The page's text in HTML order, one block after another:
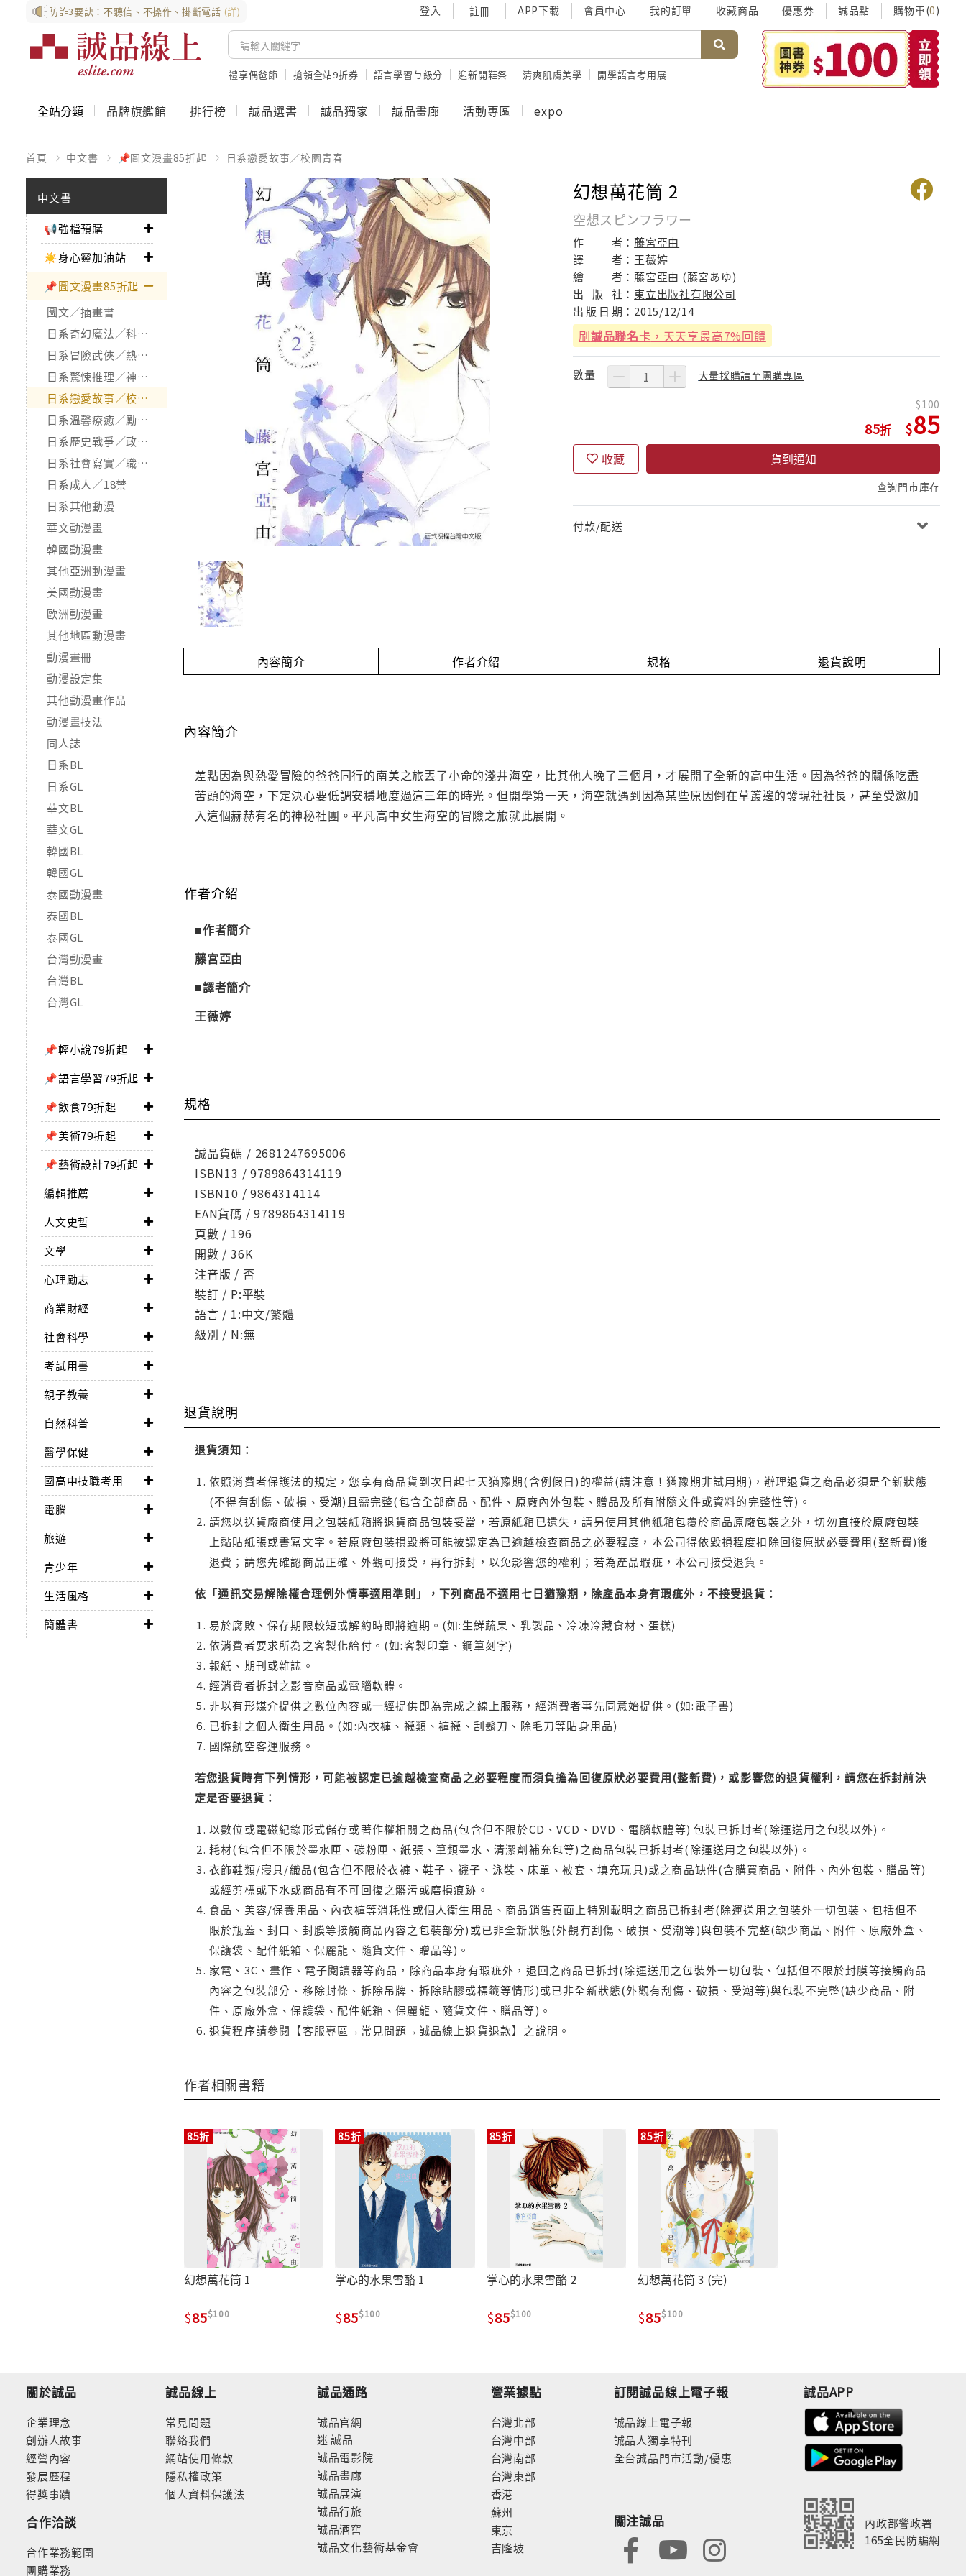
防詐3要訣：不聽信、不操作、掛斷電話 (詳) 登入 註冊 APP下載 會員中心 我的訂單 收藏商品 優惠券 誠品點 購物車(0)
禮享偶爸節 搶領全站9折券 語言學習ㄅ級分 迎新開鞋祭 清爽肌膚美學 開學語言考用展
全站分類 品牌旗艦館 排行榜 誠品選書 誠品獨家 誠品畫廊 活動專區 expo
首頁 中文書 📌圖文漫畫85折起 日系戀愛故事／校園青春
中文書
📢強檔預購
☀️身心靈加油站
📌圖文漫畫85折起
圖文／插畫書
日系奇幻魔法／科幻冒險
日系冒險武俠／熱血運動
日系驚悚推理／神怪靈異
日系戀愛故事／校園青春
日系溫馨療癒／勵志搞笑
日系歷史戰爭／政治宗教
日系社會寫實／職場職人
日系成人／18禁
日系其他動漫
華文動漫畫
韓國動漫畫
其他亞洲動漫畫
美國動漫畫
歐洲動漫畫
其他地區動漫畫
動漫畫冊
動漫設定集
其他動漫畫作品
動漫畫技法
同人誌
日系BL
日系GL
華文BL
華文GL
韓國BL
韓國GL
泰國動漫畫
泰國BL
泰國GL
台灣動漫畫
台灣BL
台灣GL
📌輕小說79折起
📌語言學習79折起
📌飲食79折起
📌美術79折起
📌藝術設計79折起
編輯推薦
人文史哲
文學
心理勵志
商業財經
社會科學
考試用書
親子教養
自然科普
醫學保健
國高中技職考用
電腦
旅遊
青少年
生活風格
簡體書
幻想萬花筒 2
空想スピンフラワー
作 者： 藤宮亞由
譯
者： 王薇婷
繪
者： 藤宮亞由 (藤宮あゆ)
出
版 社： 東立出版社有限公司
出 版 日 期： 2015/12/14
刷誠品聯名卡 ，天天享最高7%回饋
數量 大量採購請至團購專區
85
100
85
收藏 貨到通知
查詢門市庫存
付款/配送
內容簡介 作者介紹 規格 退貨說明
內容簡介
差點因為與熱愛冒險的爸爸同行的南美之旅丟了小命的淺井海空，比其他人晚了三個月，才展開了全新的高中生活。因為爸爸的關係吃盡
苦頭的海空，下定決心要低調安穩地度過這三年的時光。但開學第一天，海空就遇到因為某些原因倒在草叢邊的發現社社長，甚至受邀加
入這個赫赫有名的神秘社團。平凡高中女生海空的冒險之旅就此展開。
作者介紹
■作者簡介
藤宮亞由
■譯者簡介
王薇婷
規格
誠品貨碼 / 2681247695006
ISBN13 / 9789864314119
ISBN10 / 9864314114
EAN貨碼 / 9789864314119
頁數 / 196
開數 / 36K
注音版 / 否
裝訂 / P:平裝
語言 / 1:中文/繁體
級別 / N:無
退貨說明
退貨須知：
依照消費者保護法的規定，您享有商品貨到次日起七天猶豫期(含例假日)的權益(請注意！猶豫期非試用期)，辦理退貨之商品必須是全新狀態
(不得有刮傷、破損、受潮)且需完整(包含全部商品、配件、原廠內外包裝、贈品及所有附隨文件或資料的完整性等)。
請您以送貨廠商使用之包裝紙箱將退貨商品包裝妥當，若原紙箱已遺失，請另使用其他紙箱包覆於商品原廠包裝之外，切勿直接於原廠包裝
上黏貼紙張或書寫文字。若原廠包裝損毀將可能被認定為已逾越檢查商品之必要程度，本公司得依毀損程度扣除回復原狀必要費用(整新費)後
退費；請您先確認商品正確、外觀可接受，再行拆封，以免影響您的權利；若為產品瑕疵，本公司接受退貨。
依「通訊交易解除權合理例外情事適用準則」，下列商品不適用七日猶豫期，除產品本身有瑕疵外，不接受退貨：
易於腐敗、保存期限較短或解約時即將逾期。(如:生鮮蔬果、乳製品、冷凍冷藏食材、蛋糕)
依消費者要求所為之客製化給付。(如:客製印章、鋼筆刻字)
報紙、期刊或雜誌。
經消費者拆封之影音商品或電腦軟體。
非以有形媒介提供之數位內容或一經提供即為完成之線上服務，經消費者事先同意始提供。(如:電子書)
已拆封之個人衛生用品。(如:內衣褲、襪類、褲襪、刮鬍刀、除毛刀等貼身用品)
國際航空客運服務。
若您退貨時有下列情形，可能被認定已逾越檢查商品之必要程度而須負擔為回復原狀必要費用(整新費)，或影響您的退貨權利，請您在拆封前決
定是否要退貨：
以數位或電磁紀錄形式儲存或著作權相關之商品(包含但不限於CD、VCD、DVD、電腦軟體等) 包裝已拆封者(除運送用之包裝以外)。
耗材(包含但不限於墨水匣、碳粉匣、紙張、筆類墨水、清潔劑補充包等)之商品包裝已拆封者(除運送用之包裝以外)。
衣飾鞋類/寢具/織品(包含但不限於衣褲、鞋子、襪子、泳裝、床單、被套、填充玩具)或之商品缺件(含購買商品、附件、內外包裝、贈品等)
或經剪標或下水或商品有不可回復之髒污或磨損痕跡。
食品、美容/保養用品、內衣褲等消耗性或個人衛生用品、商品銷售頁面上特別載明之商品已拆封者(除運送用之包裝外一切包裝、包括但不
限於瓶蓋、封口、封膜等接觸商品內容之包裝部分)或已非全新狀態(外觀有刮傷、破損、受潮等)與包裝不完整(缺少商品、附件、原廠外盒、
保護袋、配件紙箱、保麗龍、隨貨文件、贈品等)。
家電、3C、畫作、電子閱讀器等商品，除商品本身有瑕疵外，退回之商品已拆封(除運送用之包裝外一切包裝、包括但不限於封膜等接觸商品
內容之包裝部分、移除封條、拆除吊牌、拆除貼膠或標籤等情形)或已非全新狀態(外觀有刮傷、破損、受潮等)與包裝不完整(缺少商品、附
件、原廠外盒、保護袋、配件紙箱、保麗龍、隨貨文件、贈品等)。
退貨程序請參閱【客服專區→常見問題→誠品線上退貨退款】之說明。
作者相關書籍
85折
幻想萬花筒 1
85 100
85折
掌心的水果雪酪 1
85 100
85折
掌心的水果雪酪 2
85 100
85折
幻想萬花筒 3 (完)
85 100
關於誠品
企業理念
創辦人故事
經營內容
發展歷程
得獎事蹟
合作洽談
合作業務範圍
團購業務
誠品線上
常見問題
聯絡我們
網站使用條款
隱私權政策
個人資料保護法
誠品通路
誠品官網
迷 誠品
誠品電影院
誠品畫廊
誠品展演
誠品行旅
誠品酒窖
誠品文化藝術基金會
營業據點
台灣北部
台灣中部
台灣南部
台灣東部
香港
蘇州
東京
吉隆坡
訂閱誠品線上電子報
誠品線上電子報
誠品人獨享特刊
全台誠品門市活動/優惠
關注誠品
誠品APP
內政部警政署
165全民防騙網